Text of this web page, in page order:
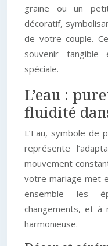
graine ou un
décoratif,
de votre couple.
souvenir
spéciale.
L’eau :
fluidité
L’Eau, symbole de
représente
mouvement
votre mariage met
ensemble les
changements, et à
harmonieuse.